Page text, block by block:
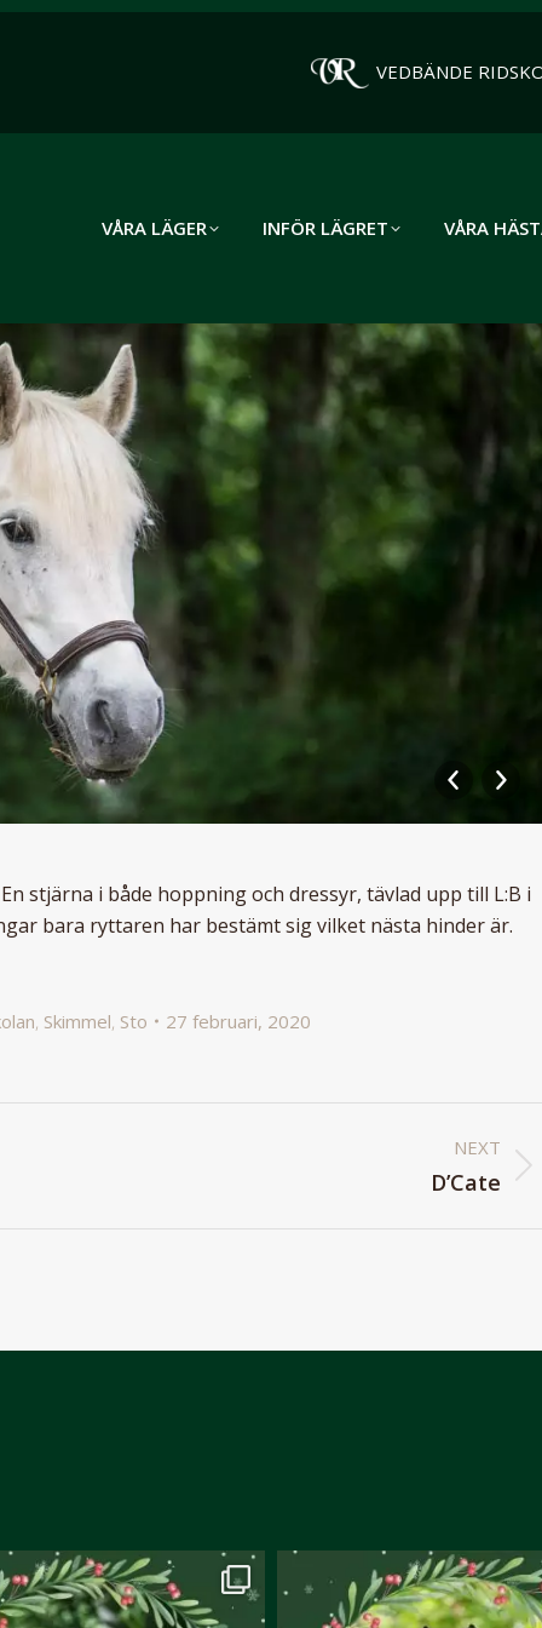
VEDBÄNDE
VÅRA LÄGER INFÖR LÄGRET VÅRA
stjärna i både hoppning och dressyr, tävlad upp till L:B i
bara ryttaren har bestämt sig vilket nästa hinder är.
, Skimmel, Sto 27 februari, 2020
NEXT
D’Cate